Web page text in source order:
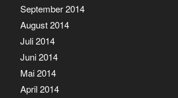
September 2014
August 2014
Juli 2014
Juni 2014
Mai 2014
April 2014